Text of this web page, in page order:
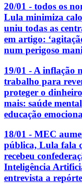
20/01 - todos os
Lula minimiza
uniu todas as
em artigo:
num perigoso
19/01 - A inflação
trabalho para
proteger o
mais: saúde
educação
18/01 - MEC
pública, Lula fala
recebeu
Inteligência
entrevista a